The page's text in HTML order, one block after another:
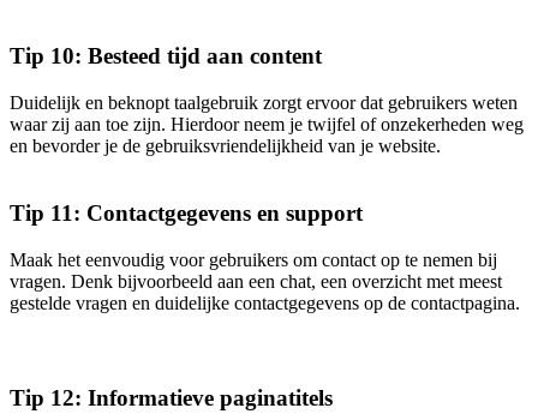
Tip 10: Besteed tijd aan content
Duidelijk en beknopt taalgebruik zorgt ervoor dat gebruikers weten
waar zij aan toe zijn. Hierdoor neem je twijfel of onzekerheden weg
en bevorder je de gebruiksvriendelijkheid van je website.
Tip 11: Contactgegevens en support
Maak het eenvoudig voor gebruikers om contact op te nemen bij
vragen. Denk bijvoorbeeld aan een chat, een overzicht met meest
gestelde vragen en duidelijke contactgegevens op de contactpagina.
Tip 12: Informatieve paginatitels